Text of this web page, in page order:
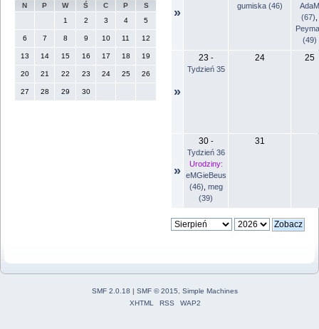
N P W Ś C P
S
1
2 3 4 5
6 7 8 9 10 11 12
13 14 15 16 17 18 19
20 21 22 23 24 25 26
27 28 29 30
»
gumiska (46)
AdaM
(67)
(49)
»
23 -
Tydzień 35
24 25
»
30-
Tydzień 36
Urodziny:
eMGieBeus
(46) meg
(39)
31
SMF 2.0.18 | SMF © 2015
Simple Machines
XHTML
RSS WAP2